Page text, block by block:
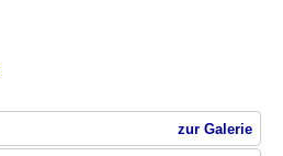
zur Galerie